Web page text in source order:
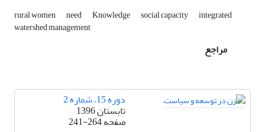
rural women need Knowledge social capacity integrated
watershed management
مراجع
دوره 15، شماره 2
تابستان 1396
صفحه241-264